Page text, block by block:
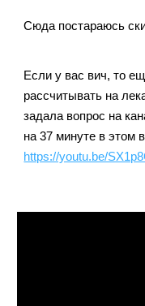
Сюда постараюсь
Если у вас вич, то
рассчитывать на
задала вопрос на
на 37 минуте в этом
https://youtu.be/